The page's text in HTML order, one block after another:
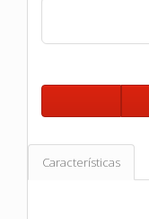
Características